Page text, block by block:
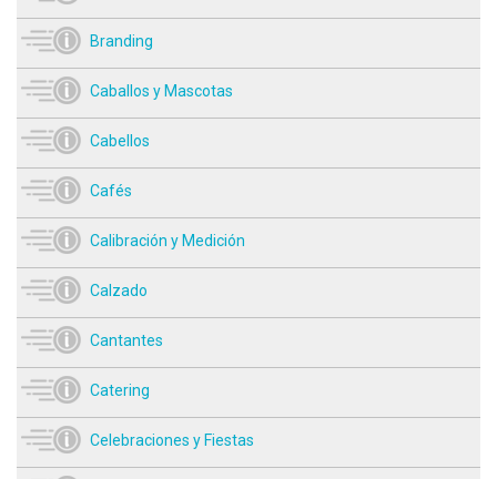
Branding
Caballos y Mascotas
Cabellos
Cafés
Calibración y Medición
Calzado
Cantantes
Catering
Celebraciones y Fiestas